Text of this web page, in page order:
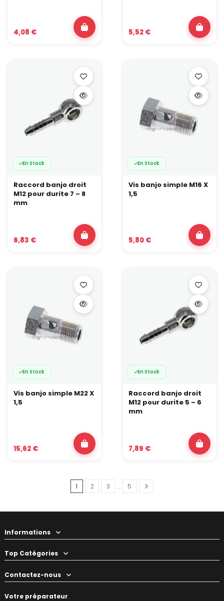
4,08 € 5,52 €
En Stock
Raccord banjo droit
M12 pour durite 7 – 8
mm
6,83 €
En Stock
Vis banjo simple M16 X
1,5
5,80 €
En Stock
Vis banjo simple M22 X
1,5
15,62 €
En Stock
Raccord banjo droit
M12 pour durite 5 – 6
mm
7,89 €
1 2 3 … 5
Informations
Top Catégories
Contactez-nous
Votre préparateur